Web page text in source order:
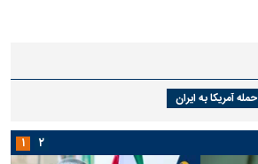
حمله آمریکا به ایران
۱ ۲